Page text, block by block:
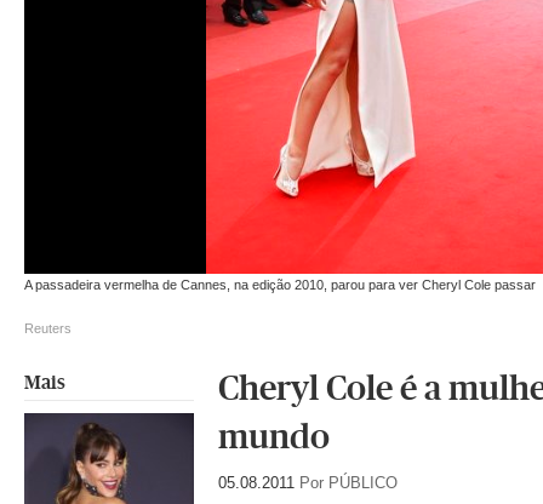
A passadeira vermelha de Cannes, na edição 2010, parou para ver Cheryl Cole passar
Reuters
Cheryl Cole é a
mundo
05.08.2011 Por PÚBLICO
Mais